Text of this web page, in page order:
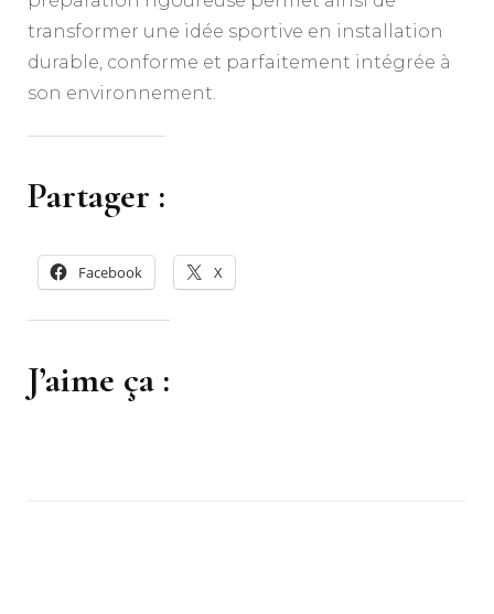
transformer une idée sportive en installation
durable, conforme et parfaitement intégrée à
son environnement.
Partager :
Facebook X
J’aime ça :